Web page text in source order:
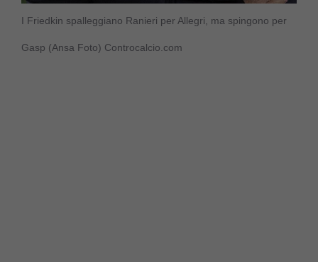
I Friedkin spalleggiano Ranieri per Allegri, ma spingono per
Gasp (Ansa Foto) Controcalcio.com